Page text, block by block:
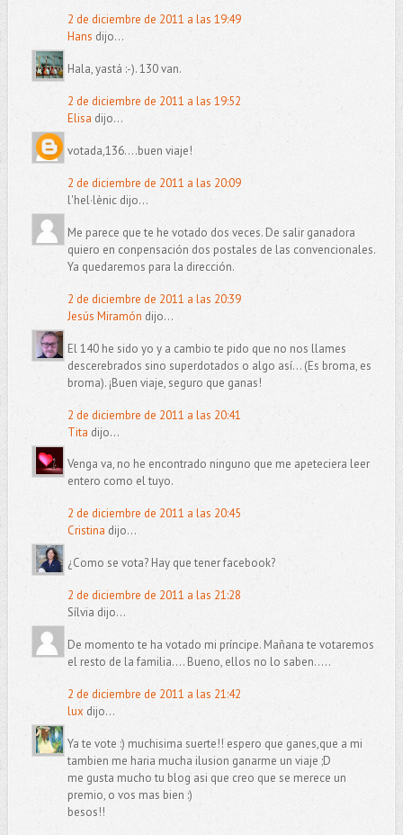
2 de diciembre de 2011 a las 19:49
Hans dijo...
Hala, yastá :-). 130 van.
2 de diciembre de 2011 a las 19:52
Elisa dijo...
votada,136....buen viaje!
2 de diciembre de 2011 a las 20:09
l'hel·lènic dijo...
Me parece que te he votado dos veces. De salir ganadora
quiero en conpensación dos postales de las convencionales.
Ya quedaremos para la dirección.
2 de diciembre de 2011 a las 20:39
Jesús Miramón dijo...
El 140 he sido yo y a cambio te pido que no nos llames
descerebrados sino superdotados o algo así... (Es broma, es
broma). ¡Buen viaje, seguro que ganas!
2 de diciembre de 2011 a las 20:41
Tita dijo...
Venga va, no he encontrado ninguno que me apeteciera leer
entero como el tuyo.
2 de diciembre de 2011 a las 20:45
Cristina dijo...
¿Como se vota? Hay que tener facebook?
2 de diciembre de 2011 a las 21:28
Sílvia dijo...
De momento te ha votado mi príncipe. Mañana te votaremos
el resto de la familia.... Bueno, ellos no lo saben.....
2 de diciembre de 2011 a las 21:42
luxdijo...
Ya te vote :) muchisima suerte!! espero que ganes,que a mi
tambien me haria mucha ilusion ganarme un viaje ;D
me gusta mucho tu blog asi que creo que se merece un
premio, o vos mas bien :)
besos!!